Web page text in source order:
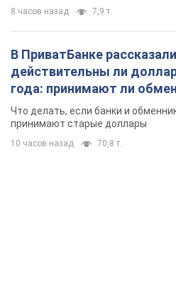
8 часов назад 7,9 т.
В ПриватБанке
действительны ли
года: принимают ли
банки такие купюры
Что делать, если банки и
принимают старые доллары
10 часов назад 70,8 т.